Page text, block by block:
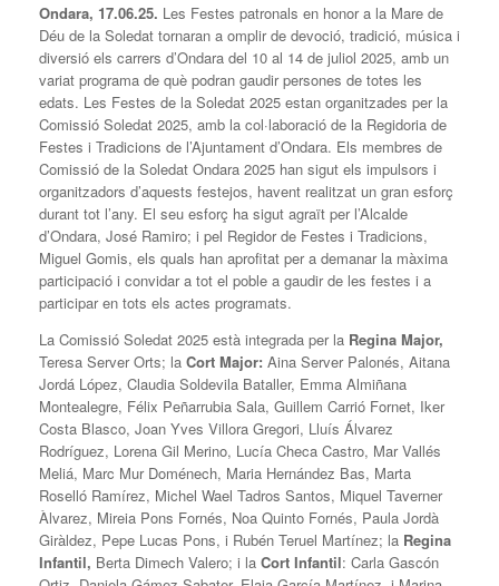
Ondara, 17.06.25. Les Festes patronals en honor a la Mare de
Déu de la Soledat tornaran a omplir de devoció, tradició, música i
diversió els carrers d’Ondara del 10 al 14 de juliol 2025, amb un
variat programa de què podran gaudir persones de totes les
edats. Les Festes de la Soledat 2025 estan organitzades per la
Comissió Soledat 2025, amb la col·laboració de la Regidoria de
Festes i Tradicions de l’Ajuntament d’Ondara. Els membres de
Comissió de la Soledat Ondara 2025 han sigut els impulsors i
organitzadors d’aquests festejos, havent realitzat un gran esforç
durant tot l’any. El seu esforç ha sigut agraït per l’Alcalde
d’Ondara, José Ramiro; i pel Regidor de Festes i Tradicions,
Miguel Gomis, els quals han aprofitat per a demanar la màxima
participació i convidar a tot el poble a gaudir de les festes i a
participar en tots els actes programats.
La Comissió Soledat 2025 està integrada per la Regina Major,
Teresa Server Orts; la Cort Major: Aina Server Palonés, Aitana
Jordá López, Claudia Soldevila Bataller, Emma Almiñana
Montealegre, Félix Peñarrubia Sala, Guillem Carrió Fornet, Iker
Costa Blasco, Joan Yves Villora Gregori, Lluís Álvarez
Rodríguez, Lorena Gil Merino, Lucía Checa Castro, Mar Vallés
Meliá, Marc Mur Doménech, Maria Hernández Bas, Marta
Roselló Ramírez, Michel Wael Tadros Santos, Miquel Taverner
Àlvarez, Mireia Pons Fornés, Noa Quinto Fornés, Paula Jordà
Giràldez, Pepe Lucas Pons, i Rubén Teruel Martínez; la Regina
Infantil, Berta Dimech Valero; i la Cort Infantil: Carla Gascón